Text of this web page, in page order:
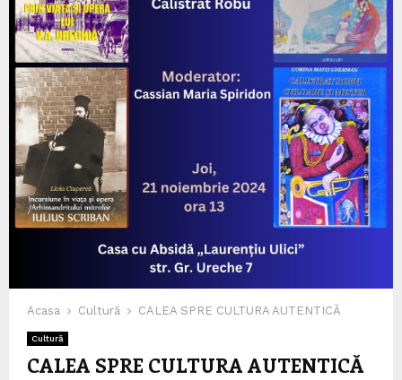
Acasa Cultură CALEA SPRE CULTURA AUTENTICĂ
Cultură
CALEA SPRE CULTURA AUTENTICĂ